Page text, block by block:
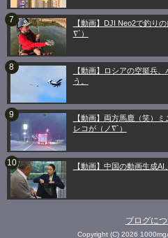
【動画】DJI Neo2で釣り
∇`）
【動画】ロシアの空挺兵
う。
【動画】両方馬鹿（笑）
レコが（ノ∇`）
【動画】中国の動画生成
ブログに
Copyright (C) 2026